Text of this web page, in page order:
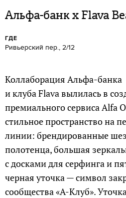
Альфа-банк x Flava
ГДЕ
Ривьерский пер., 2/12
Коллаборация Альфа-банка
и клуба Flava вылилась в
премиального сервиса Alfa
стильное пространство на
линии: брендированные
полотенца, большая
с досками для серфинга и
черная уточка — символ
сообщества «А-Клуб».